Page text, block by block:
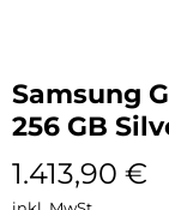
Samsung
256 GB
1.413,90 €